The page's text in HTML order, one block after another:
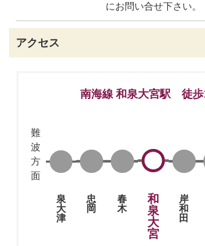
にお問い合せ下さい。
アクセス
南海線 和泉大宮駅 徒歩
難
波
方
面
泉
大
津
忠
岡
春
木
和
泉
大
宮
岸
和
田